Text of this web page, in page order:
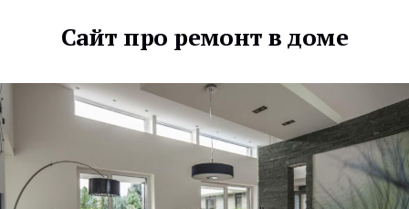
Сайт про ремонт в доме